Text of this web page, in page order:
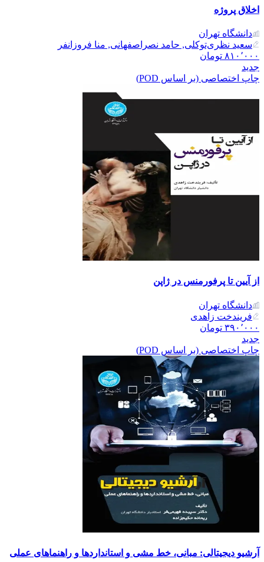
اخلاق پروژه
دانشگاه تهران
سعید نظری‌توکلی, حامد نصراصفهانی, منا فروزانفر
۸۱۰٬۰۰۰ تومان
جدید
چاپ اختصاصی (بر اساس POD)
از آیین تا پرفورمنس در ژاپن
دانشگاه تهران
فریندخت زاهدی
۳۹۰٬۰۰۰ تومان
جدید
چاپ اختصاصی (بر اساس POD)
آرشیو دیجیتالی: مبانی، خط مشی و استانداردها و راهنماهای عملی